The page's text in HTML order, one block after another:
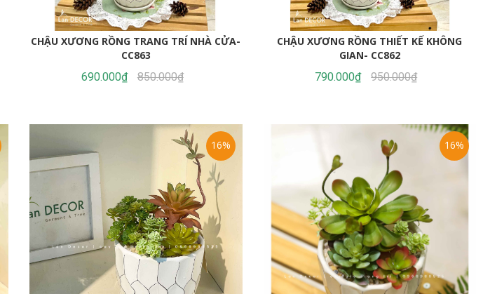
CHẬU XƯƠNG RỒNG TRANG TRÍ NHÀ CỬA-
CC863
690.000₫ 850.000₫
CHẬU XƯƠNG RỒNG THIẾT KẾ KHÔNG
GIAN- CC862
790.000₫ 950.000₫
16% 16%